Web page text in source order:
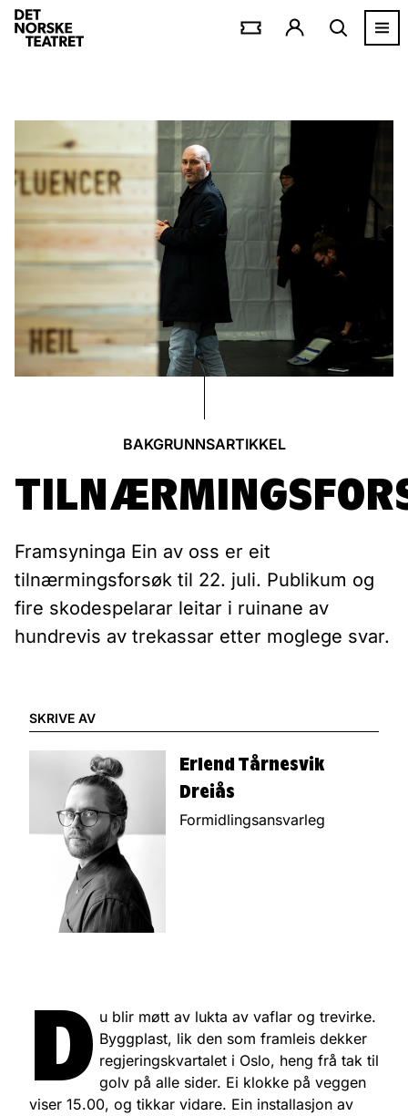
BAKGRUNNSARTIKKEL
Framsyninga Ein av oss er eit
tilnærmingsforsøk til 22. juli. Publikum og
fire skodespelarar leitar i ruinane av
hundrevis av trekassar etter moglege svar.
SKRIVE AV
Erlend Tårnesvik
Dreiås
Formidlingsansvarleg
D u blir møtt av lukta av vaflar og trevirke.
Byggplast, lik den som framleis dekker
regjeringskvartalet i Oslo, heng frå tak til
golv på alle sider. Ei klokke på veggen
viser 15.00, og tikkar vidare. Ein installasjon av